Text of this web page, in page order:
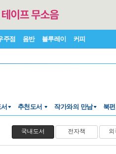
주점 음반 블루레이 커피
추천도서 작가와의 만남 북
국내도서 전자책 외